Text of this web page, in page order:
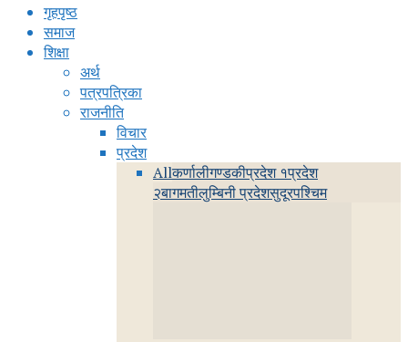
गृहपृष्ठ
समाज
शिक्षा
अर्थ
पत्रपत्रिका
राजनीति
विचार
प्रदेश
Allकर्णालीगण्डकीप्रदेश १प्रदेश
२बागमतीलुम्बिनी प्रदेशसुदूरपश्चिम